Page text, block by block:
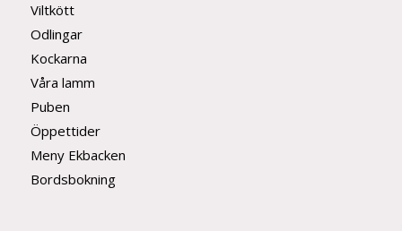
Viltkött
Odlingar
Kockarna
Våra lamm
Puben
Öppettider
Meny Ekbacken
Bordsbokning